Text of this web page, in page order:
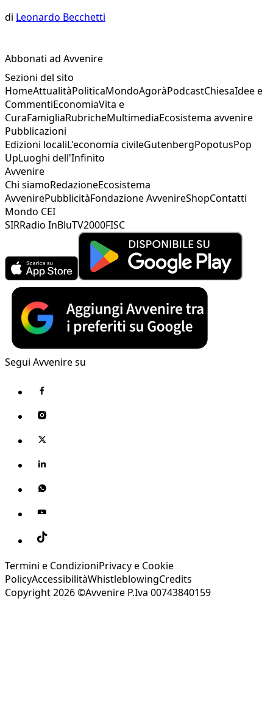
di Leonardo Becchetti
Abbonati ad Avvenire
Sezioni del sito
HomeAttualitàPoliticaMondoAgoràPodcastChiesaIdee e
CommentiEconomiaVita e
CuraFamigliaRubricheMultimediaEcosistema avvenire
Pubblicazioni
Edizioni localiL'economia civileGutenbergPopotusPop
UpLuoghi dell'Infinito
Avvenire
Chi siamoRedazioneEcosistema
AvvenirePubblicitàFondazione AvvenireShopContatti
Mondo CEI
SIRRadio InBluTV2000FISC
Segui Avvenire su
Termini e CondizioniPrivacy e Cookie
PolicyAccessibilitàWhistleblowingCredits
Copyright 2026 ©Avvenire P.Iva 00743840159